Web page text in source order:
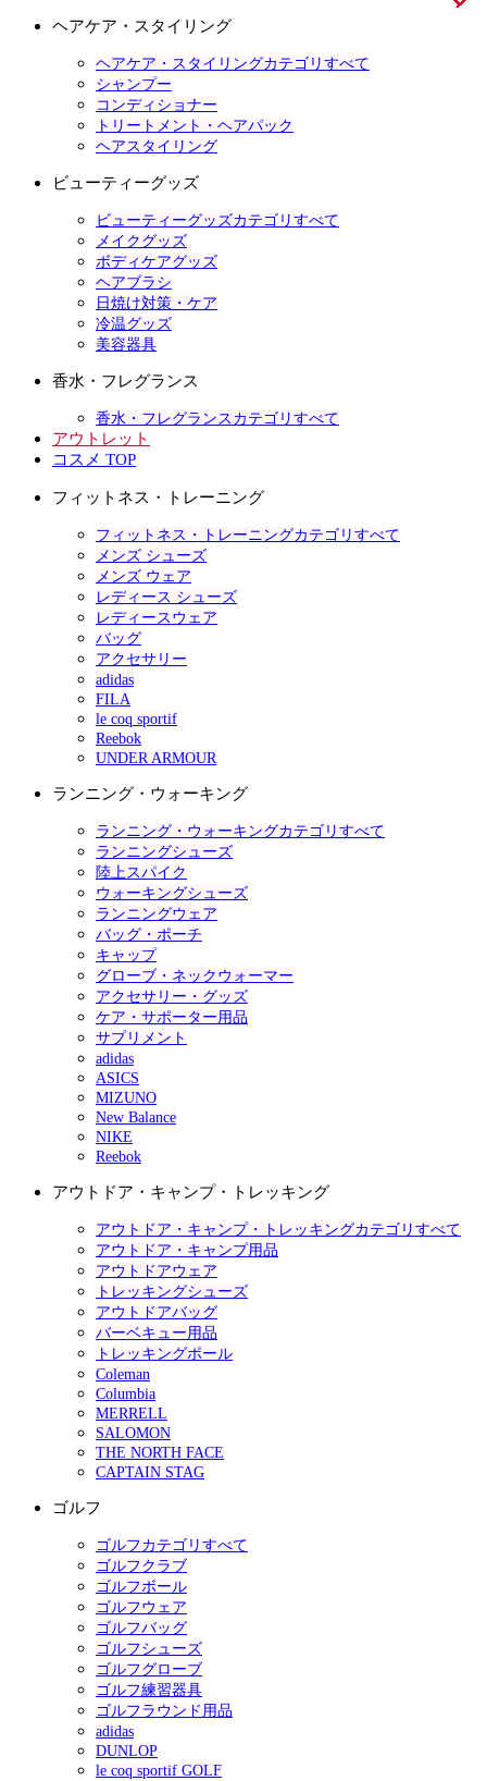
ヘアケア・スタイリング
ヘアケア・スタイリングカテゴリすべて
シャンプー
コンディショナー
トリートメント・ヘアパック
ヘアスタイリング
ビューティーグッズ
ビューティーグッズカテゴリすべて
メイクグッズ
ボディケアグッズ
ヘアブラシ
日焼け対策・ケア
冷温グッズ
美容器具
香水・フレグランス
香水・フレグランスカテゴリすべて
アウトレット
コスメ TOP
フィットネス・トレーニング
フィットネス・トレーニングカテゴリすべて
メンズ シューズ
メンズ ウェア
レディース シューズ
レディースウェア
バッグ
アクセサリー
adidas
FILA
le coq sportif
Reebok
UNDER ARMOUR
ランニング・ウォーキング
ランニング・ウォーキングカテゴリすべて
ランニングシューズ
陸上スパイク
ウォーキングシューズ
ランニングウェア
バッグ・ポーチ
キャップ
グローブ・ネックウォーマー
アクセサリー・グッズ
ケア・サポーター用品
サプリメント
adidas
ASICS
MIZUNO
New Balance
NIKE
Reebok
アウトドア・キャンプ・トレッキング
アウトドア・キャンプ・トレッキングカテゴリすべて
アウトドア・キャンプ用品
アウトドアウェア
トレッキングシューズ
アウトドアバッグ
バーベキュー用品
トレッキングポール
Coleman
Columbia
MERRELL
SALOMON
THE NORTH FACE
CAPTAIN STAG
ゴルフ
ゴルフカテゴリすべて
ゴルフクラブ
ゴルフボール
ゴルフウェア
ゴルフバッグ
ゴルフシューズ
ゴルフグローブ
ゴルフ練習器具
ゴルフラウンド用品
adidas
DUNLOP
le coq sportif GOLF